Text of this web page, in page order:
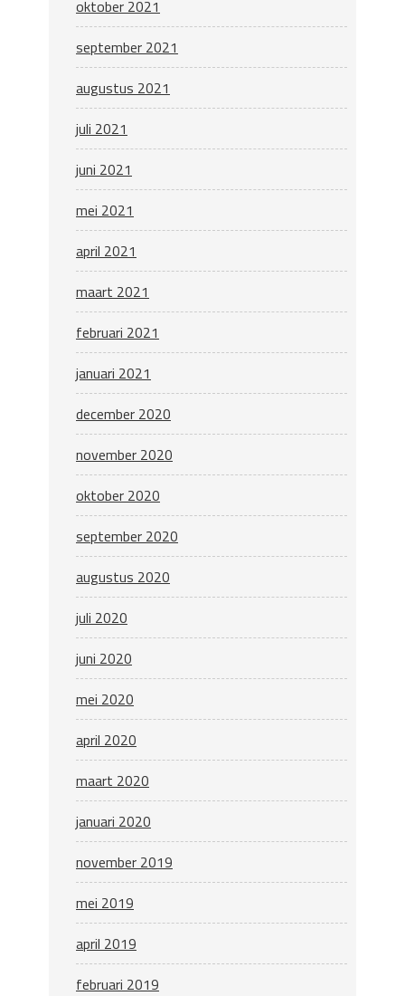
oktober 2021
september 2021
augustus 2021
juli 2021
juni 2021
mei 2021
april 2021
maart 2021
februari 2021
januari 2021
december 2020
november 2020
oktober 2020
september 2020
augustus 2020
juli 2020
juni 2020
mei 2020
april 2020
maart 2020
januari 2020
november 2019
mei 2019
april 2019
februari 2019